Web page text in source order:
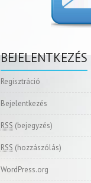
BEJELENTKEZÉS
Regisztráció
Bejelentkezés
RSS (bejegyzés)
RSS (hozzászólás)
WordPress.org